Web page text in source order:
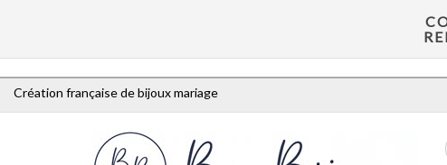
Création française de bijoux mariage